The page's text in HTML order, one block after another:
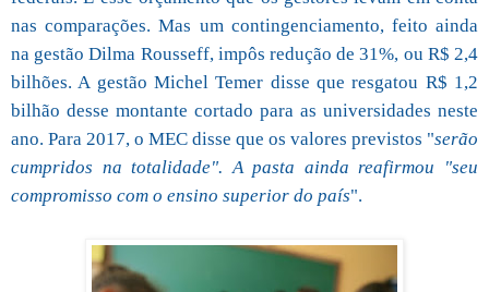
nas comparações. Mas um contingenciamento, feito ainda
na gestão Dilma Rousseff, impôs redução de 31%, ou R$ 2,4
bilhões. A gestão Michel Temer disse que resgatou R$ 1,2
bilhão desse montante cortado para as universidades neste
ano. Para 2017, o MEC disse que os valores previstos "serão
cumpridos na totalidade". A pasta ainda reafirmou "seu
compromisso com o ensino superior do país".